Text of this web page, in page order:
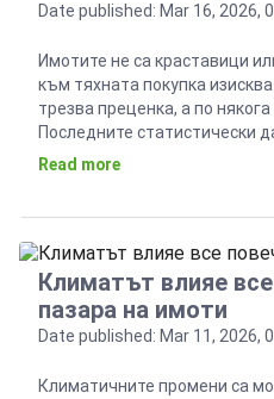
Date published: Mar 16, 2026,
Имотите не са краставици
към тяхната покупка
трезва преценка, а по
Последните статистически
показват, че 20% от всички
Read more
Климатът влияе
пазара на имоти
Date published: Mar 11, 2026,
Климатичните промени са